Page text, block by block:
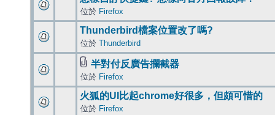
位於 Firefox
Thunderbird檔案位置改了嗎?
位於 Thunderbird
半對付反廣告攔截器
位於 Firefox
火狐的UI比起chrome好很多，但頗可惜的
位於 Firefox